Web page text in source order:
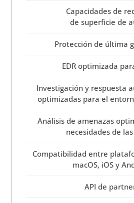
Capacidades de
de superficie de
Protección de última
EDR optimizada
Investigación y respuesta
optimizadas para el
Análisis de amenazas
necesidades de
Compatibilidad entre
macOS, iOS y
API de